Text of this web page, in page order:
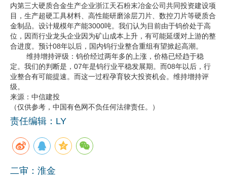
内第三大硬质合金生产企业浙江天石粉末冶金公司共同投资建设项
目，生产超硬工具材料、高性能研磨涂层刀片、数控刀片等硬质合
金制品。设计规模年产能3000吨。我们认为目前由于钨价处于高
位，因而行业龙头企业因为矿山成本上升，有可能延缓对上游的整
合进度。预计08年以后，国内钨行业整合重组有望掀起高潮。
维持增持评级：钨价经过两年多的上涨，价格已经趋于稳
定。我们的判断是，07年是钨行业平稳发展期。而08年以后，行
业整合有可能提速。而这一过程孕育较大投资机会。维持增持评
级。
来源：中信建投
（仅供参考，中国有色网不负任何法律责任。）
责任编辑：LY
二审：淮金